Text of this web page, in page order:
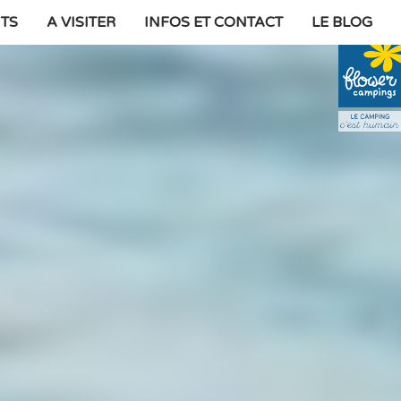
A VISITER INFOS ET CONTACT LE BLOG